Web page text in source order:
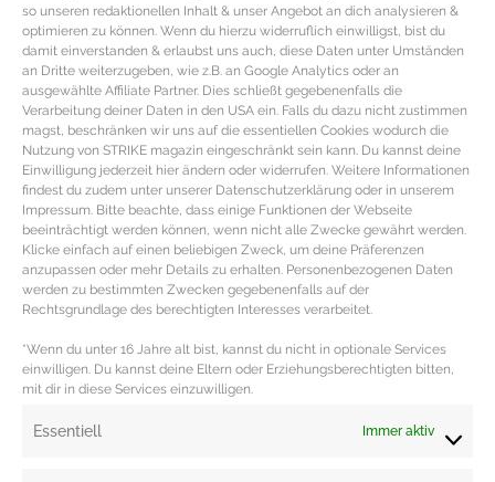
so unseren redaktionellen Inhalt & unser Angebot an dich analysieren &
optimieren zu können. Wenn du hierzu widerruflich einwilligst, bist du
damit einverstanden & erlaubst uns auch, diese Daten unter Umständen
an Dritte weiterzugeben, wie z.B. an Google Analytics oder an
ausgewählte Affiliate Partner. Dies schließt gegebenenfalls die
Verarbeitung deiner Daten in den USA ein. Falls du dazu nicht zustimmen
magst, beschränken wir uns auf die essentiellen Cookies wodurch die
Nutzung von STRIKE magazin eingeschränkt sein kann. Du kannst deine
Einwilligung jederzeit hier ändern oder widerrufen. Weitere Informationen
findest du zudem unter unserer Datenschutzerklärung oder in unserem
Impressum. Bitte beachte, dass einige Funktionen der Webseite
beeinträchtigt werden können, wenn nicht alle Zwecke gewährt werden.
Klicke einfach auf einen beliebigen Zweck, um deine Präferenzen
anzupassen oder mehr Details zu erhalten. Personenbezogenen Daten
werden zu bestimmten Zwecken gegebenenfalls auf der
Rechtsgrundlage des berechtigten Interesses verarbeitet.
*Wenn du unter 16 Jahre alt bist, kannst du nicht in optionale Services
einwilligen. Du kannst deine Eltern oder Erziehungsberechtigten bitten,
mit dir in diese Services einzuwilligen.
Essentiell Immer aktiv
INVESTMENT PIECES – Weekender in
braunem Leder
Leder Einen Weekender hat man im besten Fall ein
Leben lang, deshalb
MEHR DAZU »